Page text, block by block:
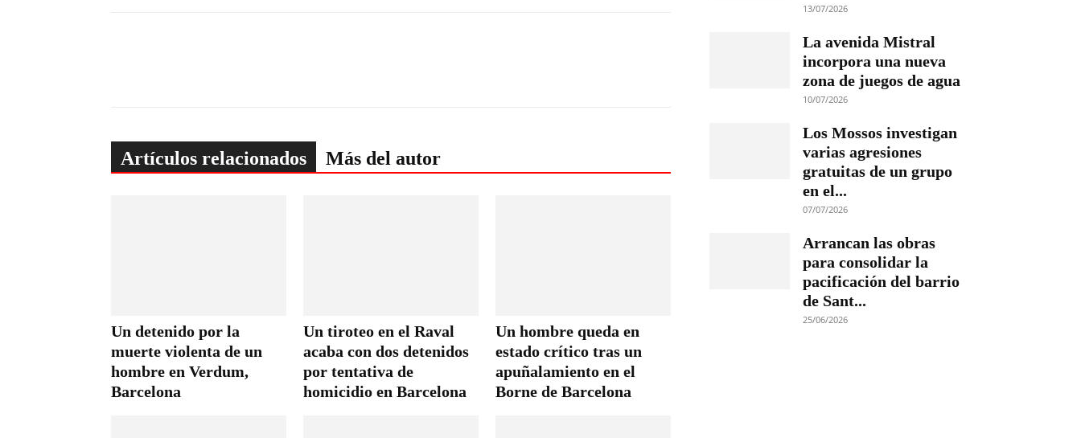
Artículos relacionados Más del autor
Un detenido por la
muerte violenta de un
hombre en Verdum,
Barcelona
Un tiroteo en el Raval
acaba con dos detenidos
por tentativa de
homicidio en Barcelona
Un hombre queda en
estado crítico tras un
apuñalamiento en el
Borne de Barcelona
13/07/2026
La avenida Mistral
incorpora una nueva
zona de juegos de agua
10/07/2026
Los Mossos investigan
varias agresiones
gratuitas de un grupo
en el...
07/07/2026
Arrancan las obras
para consolidar la
pacificación del barrio
de Sant...
25/06/2026